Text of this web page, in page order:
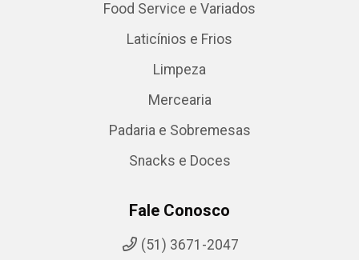
Food Service e Variados
Laticínios e Frios
Limpeza
Mercearia
Padaria e Sobremesas
Snacks e Doces
Fale Conosco
(51) 3671-2047